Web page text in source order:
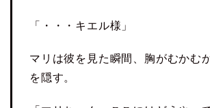
「・・・キエル様」
マリは彼を見た瞬間、胸がむかむ
を隠す。